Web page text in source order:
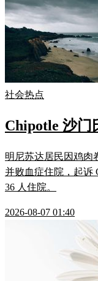
社会热点
Chipotle 沙门
明尼苏达居民因鸡肉
并败血症住院，起诉
36 人住院。
2026-08-07 01:40